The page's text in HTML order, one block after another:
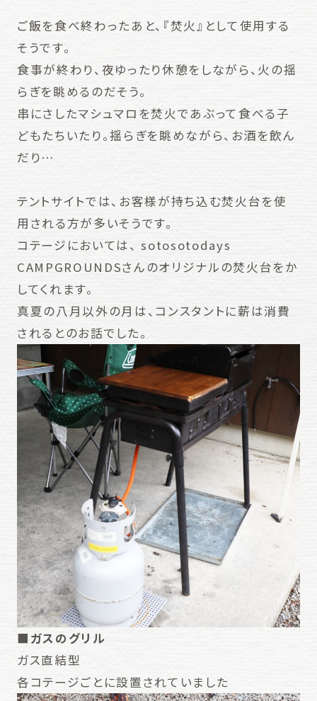
ご飯を食べ終わったあと、『焚火』として使用する
そうです。
食事が終わり、夜ゆったり休憩をしながら、火の揺
らぎを眺めるのだそう。
串にさしたマシュマロを焚火であぶって食べる子
どもたちいたり。揺らぎを眺めながら、お酒を飲ん
だり…
テントサイトでは、お客様が持ち込む焚火台を使
用される方が多いそうです。
コテージにおいては、 sotosotodays
CAMPGROUNDSさんのオリジナルの焚火台をか
してくれます。
真夏の八月以外の月は、コンスタントに薪は消費
されるとのお話でした。
■ガスのグリル
ガス直結型
各コテージごとに設置されていました